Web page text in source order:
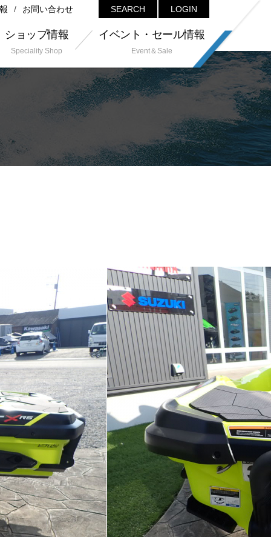
お問い合わせ SEARCH LOGIN
ショップ情報
Speciality Shop
イベント・セール情報
Event＆Sale